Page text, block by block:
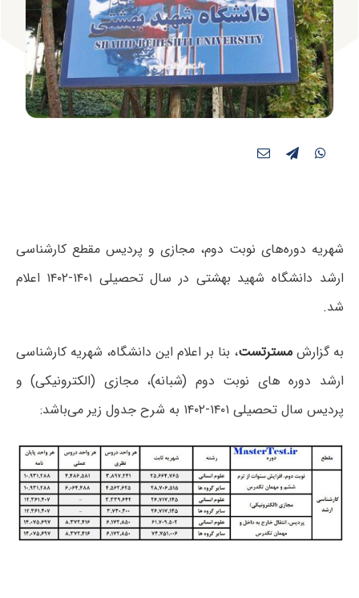
شهریه دوره‌های نوبت دوم، مجازی و پردیس مقطع کارشناسی
ارشد دانشگاه شهید بهشتی در سال تحصیلی ۱۴۰۱-۱۴۰۲ اعلام
شد.
به گزارشمسترتست، بنا بر اعلام این دانشگاه، شهریه کارشناسی
ارشد دوره های نوبت دوم (شبانه)، مجازی (الکترونیکی) و
پردیس سال تحصیلی ۱۴۰۱-۱۴۰۲ به شرح جدول زیر می‌باشد: